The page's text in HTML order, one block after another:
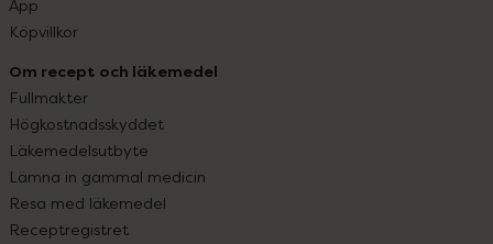
App
Köpvillkor
Om recept och läkemedel
Fullmakter
Högkostnadsskyddet
Läkemedelsutbyte
Lämna in gammal medicin
Resa med läkemedel
Receptregistret